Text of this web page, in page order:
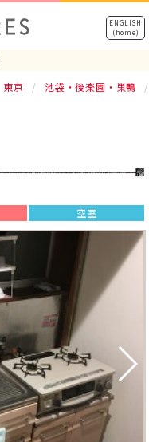
ENGLISH
(home)
東京 池袋・後楽園・巣鴨
空室